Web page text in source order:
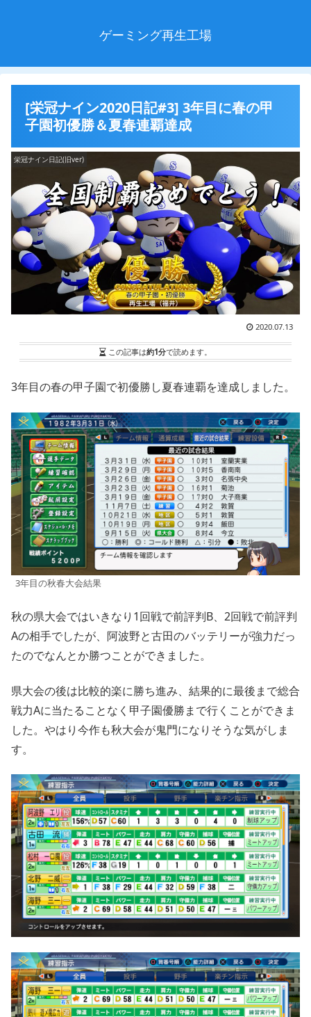
ゲーミング再生工場
[栄冠ナイン2020日記#3] 3年目に春の甲
子園初優勝＆夏春連覇達成
栄冠ナイン日記(旧ver)
2020.07.13
この記事は約1分で読めます。
3年目の春の甲子園で初優勝し夏春連覇を達成しました。
3年目の秋春大会結果
秋の県大会ではいきなり1回戦で前評判B、2回戦で前評判
Aの相手でしたが、阿波野と古田のバッテリーが強力だっ
たのでなんとか勝つことができました。
県大会の後は比較的楽に勝ち進み、結果的に最後まで総合
戦力Aに当たることなく甲子園優勝まで行くことができま
した。やはり今作も秋大会が鬼門になりそうな気がしま
す。